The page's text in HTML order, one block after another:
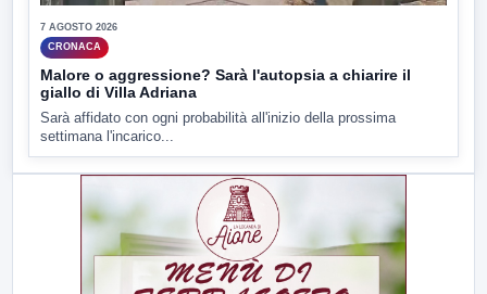
7 AGOSTO 2026
CRONACA
Malore o aggressione? Sarà l'autopsia a chiarire il
giallo di Villa Adriana
Sarà affidato con ogni probabilità all'inizio della prossima
settimana l'incarico...